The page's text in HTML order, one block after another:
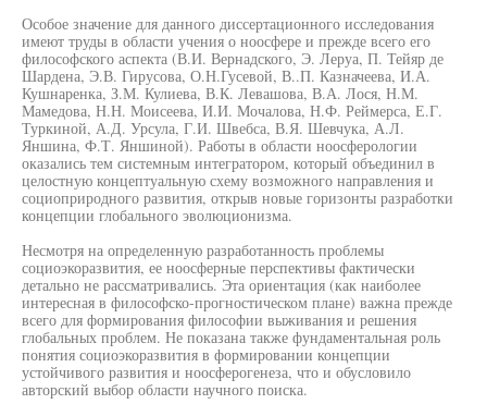
Особое значение для данного диссертационного исследования
имеют труды в области учения о ноосфере и прежде всего его
философского аспекта (В.И. Вернадского, Э. Леруа, П. Тейяр де
Шардена, Э.В. Гирусова, О.Н.Гусевой, В..П. Казначеева, И.А.
Кушнаренка, З.М. Кулиева, В.К. Левашова, В.А. Лося, Н.М.
Мамедова, Н.Н. Моисеева, И.И. Мочалова, Н.Ф. Реймерса, Е.Г.
Туркиной, А.Д. Урсула, Г.И. Швебса, В.Я. Шевчука, А.Л.
Яншина, Ф.Т. Яншиной). Работы в области ноосферологии
оказались тем системным интегратором, который объединил в
целостную концептуальную схему возможного направления и
социоприродного развития, открыв новые горизонты разработки
концепции глобального эволюционизма.
Несмотря на определенную разработанность проблемы
социоэкоразвития, ее ноосферные перспективы фактически
детально не рассматривались. Эта ориентация (как наиболее
интересная в философско-прогностическом плане) важна прежде
всего для формирования философии выживания и решения
глобальных проблем. Не показана также фундаментальная роль
понятия социоэкоразвития в формировании концепции
устойчивого развития и ноосферогенеза, что и обусловило
авторский выбор области научного поиска.